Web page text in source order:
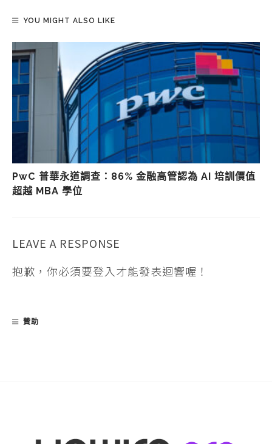
YOU MIGHT ALSO LIKE
PwC 普華永道調查：86% 金融高管認為 AI 培訓價值
超越 MBA 學位
LEAVE A RESPONSE
抱歉，你必須要登入才能發表迴響喔！
贊助